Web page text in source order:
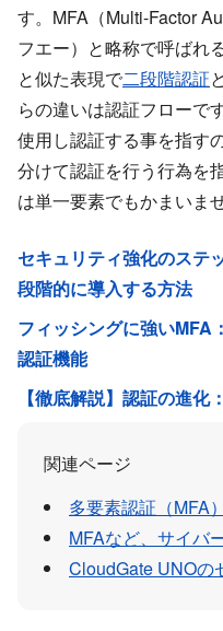
す。MFA（Multi-Factor
フエー）と略称で呼ばれ
と似た表現で二段階認証
らの違いは認証フローで
使用し認証する事を指す
分けて認証を行う行為を
は単一要素でもかまいませ
セキュリティ強化のステ
段階的に導入する方法
フィッシングに強い
認証機能
【徹底解説】認証の進
関連ページ
多要素認証（MFA
MFAなど、サイバ
CloudGate UNOの